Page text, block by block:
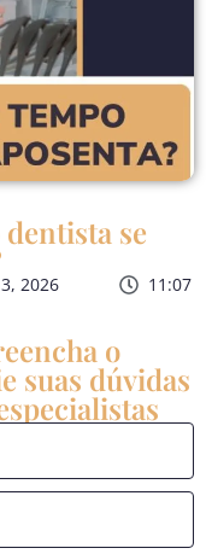
se
2026 11:07
o
suas dúvidas